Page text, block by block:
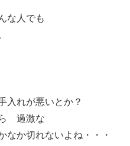
な人でも
れが悪いとか？
過激な
なか切れないよね・・・